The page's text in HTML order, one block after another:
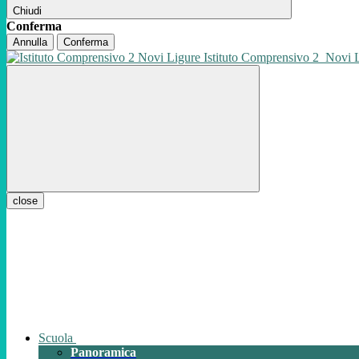
Chiudi
Conferma
Annulla Conferma
Istituto Comprensivo 2 Novi
close
Scuola
Panoramica